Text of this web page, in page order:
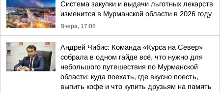
Система закупки и выдачи льготных лекарств
изменится в Мурманской области в 2026 году
Вчера, 17:08
Андрей Чибис: Команда «Курса на Север»
собрала в одном гайде всё, что нужно для
небольшого путешествия по Мурманской
области: куда поехать, где вкусно поесть,
выпить кофе и что купить друзьям на память